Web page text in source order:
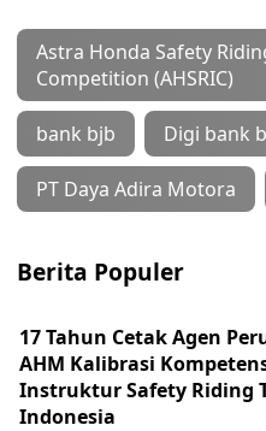
Astra Honda Safety
Competition (AHSRIC)
bank bjb Digi bank
PT Daya Adira Motora
Berita Populer
17 Tahun Cetak Agen
AHM Kalibrasi
Instruktur Safety Riding
Indonesia